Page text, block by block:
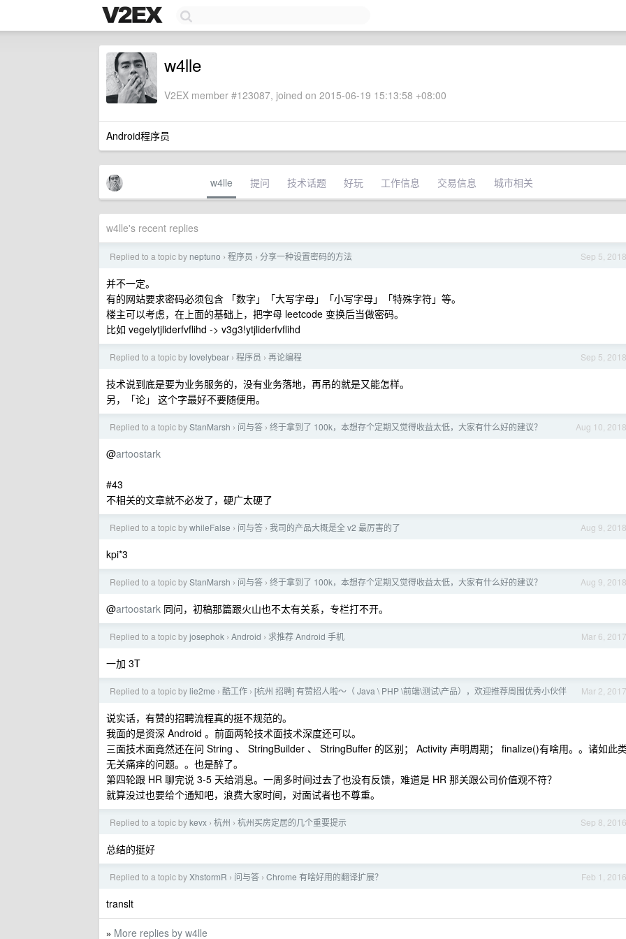
w4lle
V2EX member #123087, joined on 2015-06-19 15:13:58 +08:00
Android程序员
w4lle 提问 技术话题 好玩 工作信息 交易信息 城市相关
w4lle's recent replies
Sep 5, 2018
Replied to a topic by neptuno › 程序员 › 分享一种设置密码的方法
并不一定。
有的网站要求密码必须包含 「数字」「大写字母」「小写字母」「特殊字符」等。
楼主可以考虑，在上面的基础上，把字母 leetcode 变换后当做密码。
比如 vegelytjliderfvflihd -> v3g3!ytjliderfvflihd
Sep 5, 2018
Replied to a topic by lovelybear › 程序员 › 再论编程
技术说到底是要为业务服务的，没有业务落地，再吊的就是又能怎样。
另，「论」 这个字最好不要随便用。
Aug 10, 2018
Replied to a topic byStanMarsh › 问与答 › 终于拿到了 100k，本想存个定期又觉得收益太低，大家有什么好的建议？
@artoostark
#43
不相关的文章就不必发了，硬广太硬了
Aug 9, 2018
Replied to a topic bywhileFalse › 问与答 › 我司的产品大概是全 v2 最厉害的了
kpi*3
Aug 9, 2018
Replied to a topic byStanMarsh › 问与答 › 终于拿到了 100k，本想存个定期又觉得收益太低，大家有什么好的建议？
@artoostark 同问，初稿那篇跟火山也不太有关系，专栏打不开。
Mar 6, 2017
Replied to a topic byjosephok › Android › 求推荐 Android 手机
一加 3T
Mar 2, 2017
Replied to a topic by lie2me › 酷工作 › [杭州 招聘] 有赞招人啦～（ Java \ PHP \前端\测试\产品），欢迎推荐周围优秀小伙伴
说实话，有赞的招聘流程真的挺不规范的。
我面的是资深 Android 。前面两轮技术面技术深度还可以。
三面技术面竟然还在问 String 、 StringBuilder 、 StringBuffer 的区别； Activity 声明周期； finalize()有啥用。。诸如此
无关痛痒的问题。。也是醉了。
第四轮跟 HR 聊完说 3-5 天给消息。一周多时间过去了也没有反馈，难道是 HR 那关跟公司价值观不符？
就算没过也要给个通知吧，浪费大家时间，对面试者也不尊重。
Sep 8, 2016
Replied to a topic bykevx › 杭州 › 杭州买房定居的几个重要提示
总结的挺好
Feb 1, 2016
Replied to a topic byXhstormR › 问与答 › Chrome 有啥好用的翻译扩展？
translt
» More replies by w4lle